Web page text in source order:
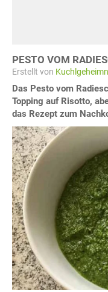
PESTO VOM
Erstellt von
Das Pesto vom
Topping auf Risotto,
das Rezept zum